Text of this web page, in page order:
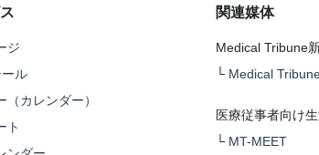
ジ
ル
（カレンダー）
ト
関連媒体
Medical Tribune
└ Medical
医療従事者向け
└ MT-MEET